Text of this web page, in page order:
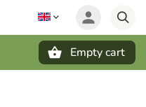
Empty cart